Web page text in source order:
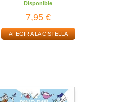
Disponible
7,95 €
AFEGIR A LA CISTELLA